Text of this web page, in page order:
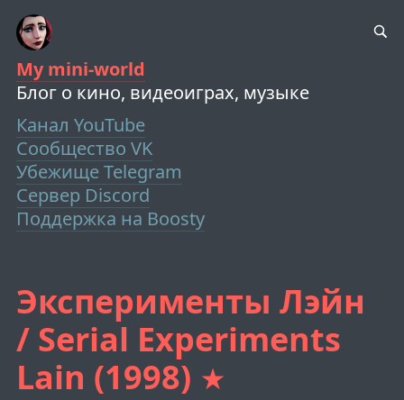
My mini-world
Блог о кино, видеоиграх, музыке
Канал YouTube
Сообщество VK
Убежище Telegram
Сервер Discord
Поддержка на Boosty
Эксперименты Лэйн
/ Serial Experiments
Lain (1998)